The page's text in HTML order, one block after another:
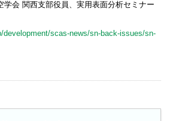
学会 関西支部役員、実用表面分析セミナー
development/scas-news/sn-back-issues/sn-